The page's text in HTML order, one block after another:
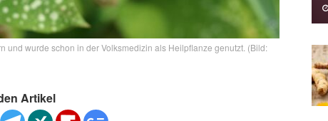
wurde schon in der Volksmedizin als Heilpflanze genutzt. (Bild:
Artikel